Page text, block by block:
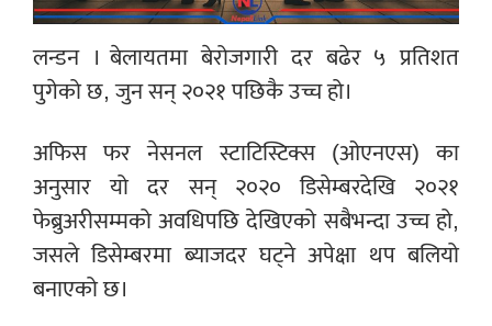
लन्डन । बेलायतमा बेरोजगारी दर बढेर ५ प्रतिशत
पुगेको छ, जुन सन् २०२१ पछिकै उच्च हो।
अफिस फर नेसनल स्टाटिस्टिक्स (ओएनएस) का
अनुसार यो दर सन् २०२० डिसेम्बरदेखि २०२१
फेब्रुअरीसम्मको अवधिपछि देखिएको सबैभन्दा उच्च हो,
जसले डिसेम्बरमा ब्याजदर घट्ने अपेक्षा थप बलियो
बनाएको छ।